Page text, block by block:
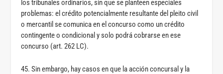
los tribunales ordinarios, sin que se planteen especiales
problemas: el crédito potencialmente resultante del pleito civil
o mercantil se comunica en el concurso como un crédito
contingente o condicional y solo podrá cobrarse en ese
concurso (art. 262 LC).
45. Sin embargo, hay casos en que la acción concursal y la